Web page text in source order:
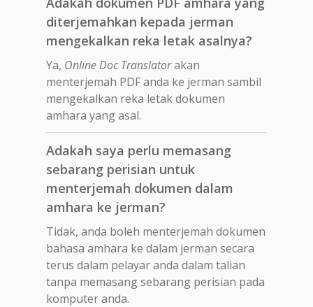
diterjemahkan kepada jerman
mengekalkan reka letak asalnya?
Ya, Online Doc Translatorakan
menterjemah PDF anda ke jerman sambil
mengekalkan reka letak dokumen
amhara yang asal.
Adakah saya perlu memasang
sebarang perisian untuk
menterjemah dokumen dalam
amhara ke jerman?
Tidak, anda boleh menterjemah dokumen
bahasa amhara ke dalam jerman secara
terus dalam pelayar anda dalam talian
tanpa memasang sebarang perisian pada
komputer anda.